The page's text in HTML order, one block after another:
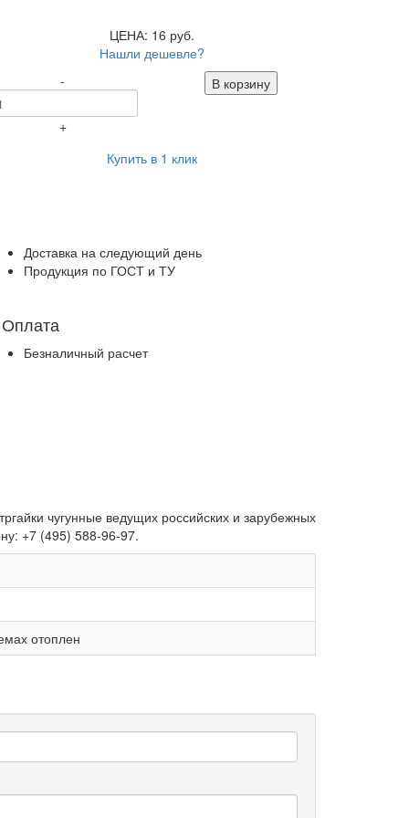
ЦЕНА: 16 руб.
Нашли дешевле?
-
+
В корзину
Купить в 1 клик
Доставка на следующий день
Продукция по ГОСТ и ТУ
Оплата
Безналичный расчет
чугунные ведущих российских и зарубежных
+7 (495) 588-96-97.
отоплен